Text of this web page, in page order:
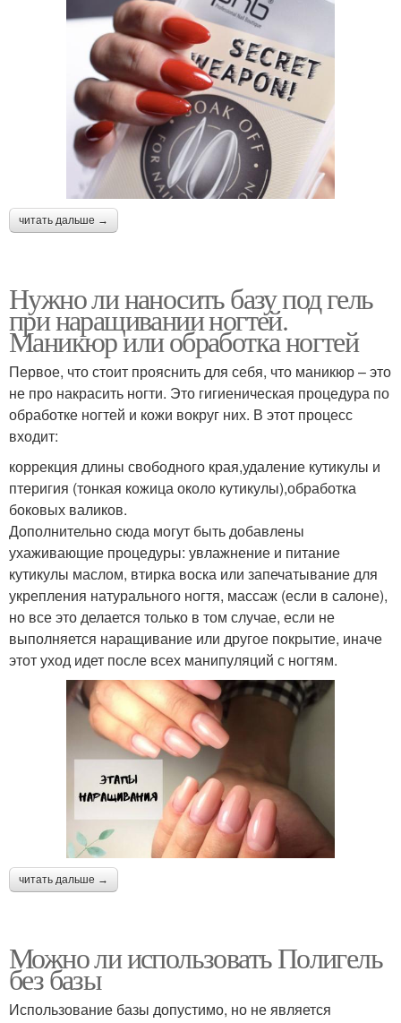
читать дальше →
Нужно ли наносить базу под гель
при наращивании ногтей.
Маникюр или обработка ногтей
Первое, что стоит прояснить для себя, что маникюр – это
не про накрасить ногти. Это гигиеническая процедура по
обработке ногтей и кожи вокруг них. В этот процесс
входит:
коррекция длины свободного края,удаление кутикулы и
птеригия (тонкая кожица около кутикулы),обработка
боковых валиков.
Дополнительно сюда могут быть добавлены
ухаживающие процедуры: увлажнение и питание
кутикулы маслом, втирка воска или запечатывание для
укрепления натурального ногтя, массаж (если в салоне),
но все это делается только в том случае, если не
выполняется наращивание или другое покрытие, иначе
этот уход идет после всех манипуляций с ногтям.
читать дальше →
Можно ли использовать Полигель
без базы
Использование базы допустимо, но не является